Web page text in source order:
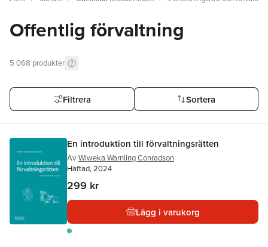
Offentlig förvaltning
5 068 produkter
Filtrera Sortera
En introduktion till förvaltningsrätten
Av Wiweka Warnling Conradson
Häftad, 2024
299 kr
Lägg i varukorg